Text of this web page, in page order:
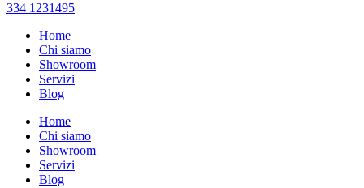
334 1231495
Home
Chi siamo
Showroom
Servizi
Blog
Home
Chi siamo
Showroom
Servizi
Blog